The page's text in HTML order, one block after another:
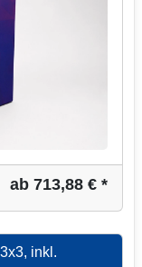
ab 713,88 € *
inkl.